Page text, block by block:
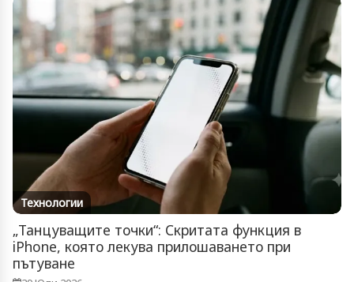
Технологии
„Танцуващите точки“: Скритата функция в
iPhone, която лекува прилошаването при
пътуване